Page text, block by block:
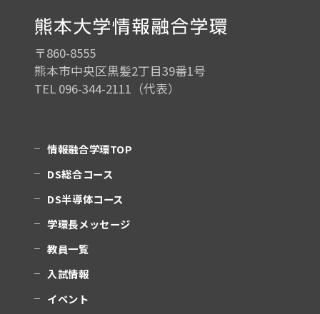
〒860-8555
熊本市中央区黒髪2丁目39番1号
TEL 096-344-2111（代表）
情報融合学環TOP
DS総合コース
DS半導体コース
学環長メッセージ
教員一覧
入試情報
イベント